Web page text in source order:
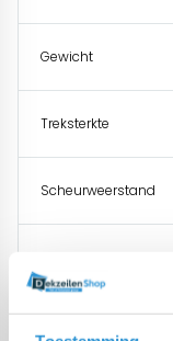
Gewicht
Treksterkte
Scheurweerstand